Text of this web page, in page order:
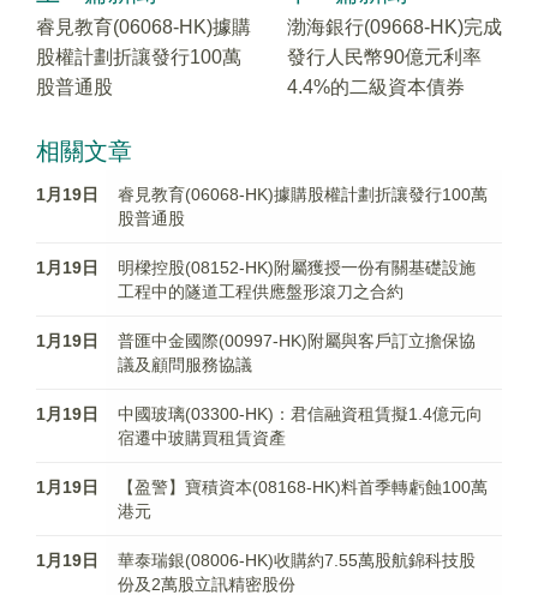
睿見教育(06068-HK)據購
股權計劃折讓發行100萬
股普通股
渤海銀行(09668-HK)完成
發行人民幣90億元利率
4.4%的二級資本債券
相關文章
1月19日
睿見教育(06068-HK)據購股權計劃折讓發行100萬
股普通股
1月19日
明樑控股(08152-HK)附屬獲授一份有關基礎設施
工程中的隧道工程供應盤形滾刀之合約
1月19日
普匯中金國際(00997-HK)附屬與客戶訂立擔保協
議及顧問服務協議
1月19日
中國玻璃(03300-HK)：君信融資租賃擬1.4億元向
宿遷中玻購買租賃資產
1月19日
【盈警】寶積資本(08168-HK)料首季轉虧蝕100萬
港元
1月19日
華泰瑞銀(08006-HK)收購約7.55萬股航錦科技股
份及2萬股立訊精密股份